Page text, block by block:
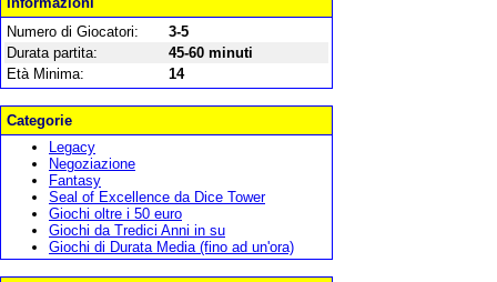
Numero di Giocatori:
3-5
Durata partita:
45-60 minuti
Età Minima:
14
Categorie
Legacy
Negoziazione
Fantasy
Seal of Excellence da Dice Tower
Giochi oltre i 50 euro
Giochi da Tredici Anni in su
Giochi di Durata Media (fino ad un'ora)